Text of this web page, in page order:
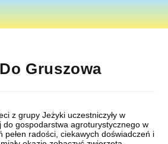
Gruszowa
z grupy Jeżyki uczestniczyły w
do gospodarstwa agroturystycznego w
pełen radości, ciekawych doświadczeń i